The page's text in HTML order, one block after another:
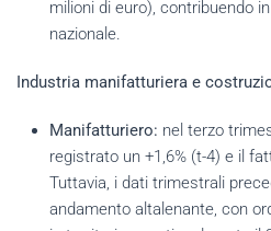
milioni di euro), contribuendo
nazionale.
Industria manifatturiera e
Manifatturiero: nel terzo
registrato un +1,6% (t-4) e il
Tuttavia, i dati trimestrali
andamento altalenante, con